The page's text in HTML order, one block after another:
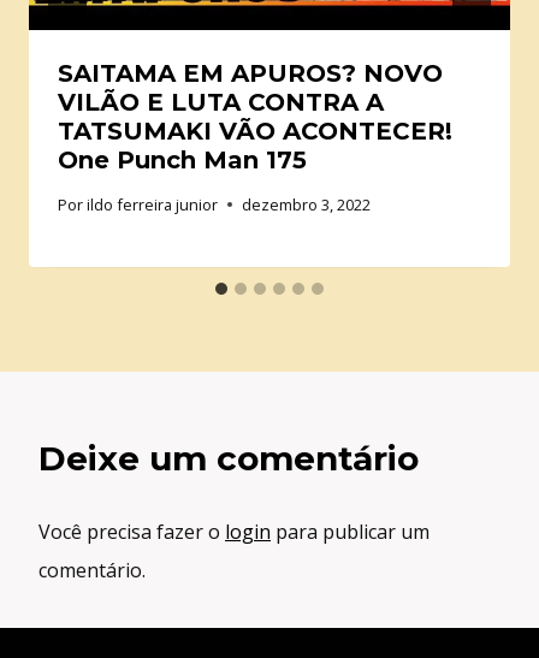
SAITAMA EM APUROS? NOVO
VILÃO E LUTA CONTRA A
TATSUMAKI VÃO ACONTECER!
One Punch Man 175
Porildo ferreira junior dezembro 3, 2022
Deixe um comentário
Você precisa fazer o login para publicar um
comentário.